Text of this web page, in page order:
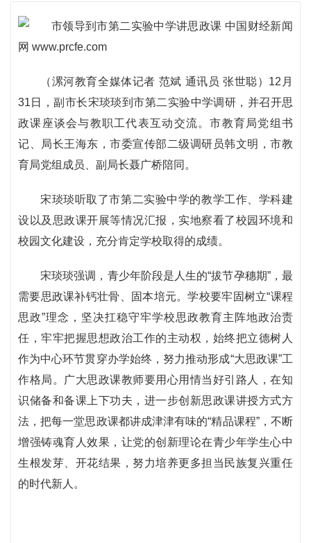
（漯河教育全媒体记者 范斌 通讯员 张世聪）12月
31日，副市长宋琰琰到市第二实验中学调研，并召开思
政课座谈会与教职工代表互动交流。市教育局党组书
记、局长王海东，市委宣传部二级调研员韩文明，市教
育局党组成员、副局长聂广桥陪同。
宋琰琰听取了市第二实验中学的教学工作、学科建
设以及思政课开展等情况汇报，实地察看了校园环境和
校园文化建设，充分肯定学校取得的成绩。
宋琰琰强调，青少年阶段是人生的“拔节孕穗期”，最
需要思政课补钙壮骨、固本培元。学校要牢固树立“课程
思政”理念，坚决扛稳守牢学校思政教育主阵地政治责
任，牢牢把握思想政治工作的主动权，始终把立德树人
作为中心环节贯穿办学始终，努力推动形成“大思政课”工
作格局。广大思政课教师要用心用情当好引路人，在知
识储备和备课上下功夫，进一步创新思政课讲授方式方
法，把每一堂思政课都讲成津津有味的“精品课程”，不断
增强铸魂育人效果，让党的创新理论在青少年学生心中
生根发芽、开花结果，努力培养更多担当民族复兴重任
的时代新人。